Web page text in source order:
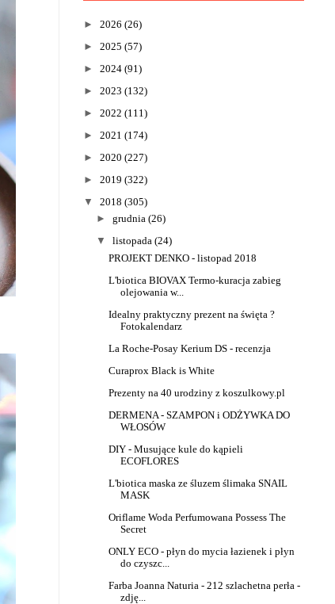
► 2026 (26)
► 2025 (57)
► 2024 (91)
► 2023 (132)
► 2022 (111)
► 2021 (174)
► 2020 (227)
► 2019 (322)
▼
2018 (305)
► grudnia (26)
▼
listopada (24)
PROJEKT DENKO - listopad 2018
L'biotica BIOVAX Termo-kuracja zabieg
olejowania w...
Idealny praktyczny prezent na święta ?
Fotokalendarz
La Roche-Posay Kerium DS - recenzja
Curaprox Black is White
Prezenty na 40 urodziny z koszulkowy.pl
DERMENA - SZAMPON i ODŻYWKA DO
WŁOSÓW
DIY - Musujące kule do kąpieli
ECOFLORES
L'biotica maska ze śluzem ślimaka SNAIL
MASK
Oriflame Woda Perfumowana Possess The
Secret
ONLY ECO - płyn do mycia łazienek i płyn
do czyszc...
Farba Joanna Naturia - 212 szlachetna perła -
zdję...